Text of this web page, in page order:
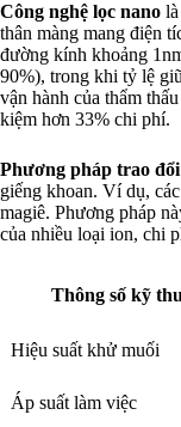
Công nghệ lọc nano
thân màng mang điện
đường kính khoảng
90%), trong khi tỷ lệ
vận hành của thẩm
kiệm hơn 33% chi phí.
Phương pháp trao
giếng khoan. Ví dụ,
magiê. Phương pháp
của nhiều loại ion, chi
Thông số kỹ
Hiệu suất khử muối
Áp suất làm việc